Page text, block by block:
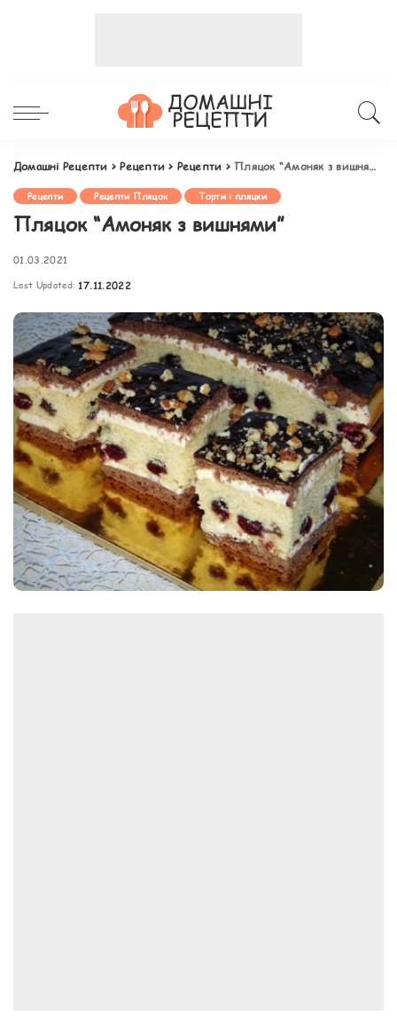
Домашні Рецепти >Рецепти > Рецепти >Пляцок “Амоняк з вишнями”
Рецепти Рецепти Пляцок Торти і пляцки
Пляцок “Амоняк з вишнями”
01.03.2021
Last Updated: 17.11.2022